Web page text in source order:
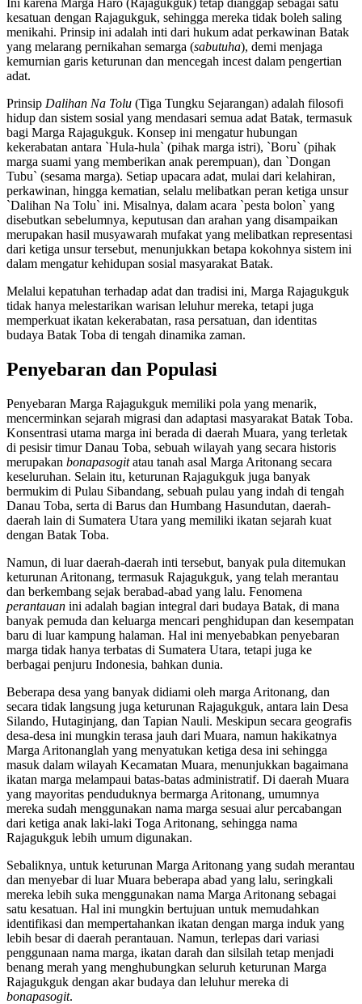
Ini karena Marga Haro (Rajagukguk) tetap dianggap sebagai satu
kesatuan dengan Rajagukguk, sehingga mereka tidak boleh saling
menikahi. Prinsip ini adalah inti dari hukum adat perkawinan Batak
yang melarang pernikahan semarga (sabutuha), demi menjaga
kemurnian garis keturunan dan mencegah incest dalam pengertian
adat.
Prinsip Dalihan Na Tolu (Tiga Tungku Sejarangan) adalah filosofi
hidup dan sistem sosial yang mendasari semua adat Batak, termasuk
bagi Marga Rajagukguk. Konsep ini mengatur hubungan
kekerabatan antara `Hula-hula` (pihak marga istri), `Boru` (pihak
marga suami yang memberikan anak perempuan), dan `Dongan
Tubu` (sesama marga). Setiap upacara adat, mulai dari kelahiran,
perkawinan, hingga kematian, selalu melibatkan peran ketiga unsur
`Dalihan Na Tolu` ini. Misalnya, dalam acara `pesta bolon` yang
disebutkan sebelumnya, keputusan dan arahan yang disampaikan
merupakan hasil musyawarah mufakat yang melibatkan representasi
dari ketiga unsur tersebut, menunjukkan betapa kokohnya sistem ini
dalam mengatur kehidupan sosial masyarakat Batak.
Melalui kepatuhan terhadap adat dan tradisi ini, Marga Rajagukguk
tidak hanya melestarikan warisan leluhur mereka, tetapi juga
memperkuat ikatan kekerabatan, rasa persatuan, dan identitas
budaya Batak Toba di tengah dinamika zaman.
Penyebaran dan Populasi
Penyebaran Marga Rajagukguk memiliki pola yang menarik,
mencerminkan sejarah migrasi dan adaptasi masyarakat Batak Toba.
Konsentrasi utama marga ini berada di daerah Muara, yang terletak
di pesisir timur Danau Toba, sebuah wilayah yang secara historis
merupakan bonapasogitatau tanah asal Marga Aritonang secara
keseluruhan. Selain itu, keturunan Rajagukguk juga banyak
bermukim di Pulau Sibandang, sebuah pulau yang indah di tengah
Danau Toba, serta di Barus dan Humbang Hasundutan, daerah-
daerah lain di Sumatera Utara yang memiliki ikatan sejarah kuat
dengan Batak Toba.
Namun, di luar daerah-daerah inti tersebut, banyak pula ditemukan
keturunan Aritonang, termasuk Rajagukguk, yang telah merantau
dan berkembang sejak berabad-abad yang lalu. Fenomena
perantauan ini adalah bagian integral dari budaya Batak, di mana
banyak pemuda dan keluarga mencari penghidupan dan kesempatan
baru di luar kampung halaman. Hal ini menyebabkan penyebaran
marga tidak hanya terbatas di Sumatera Utara, tetapi juga ke
berbagai penjuru Indonesia, bahkan dunia.
Beberapa desa yang banyak didiami oleh marga Aritonang, dan
secara tidak langsung juga keturunan Rajagukguk, antara lain Desa
Silando, Hutaginjang, dan Tapian Nauli. Meskipun secara geografis
desa-desa ini mungkin terasa jauh dari Muara, namun hakikatnya
Marga Aritonanglah yang menyatukan ketiga desa ini sehingga
masuk dalam wilayah Kecamatan Muara, menunjukkan bagaimana
ikatan marga melampaui batas-batas administratif. Di daerah Muara
yang mayoritas penduduknya bermarga Aritonang, umumnya
mereka sudah menggunakan nama marga sesuai alur percabangan
dari ketiga anak laki-laki Toga Aritonang, sehingga nama
Rajagukguk lebih umum digunakan.
Sebaliknya, untuk keturunan Marga Aritonang yang sudah merantau
dan menyebar di luar Muara beberapa abad yang lalu, seringkali
mereka lebih suka menggunakan nama Marga Aritonang sebagai
satu kesatuan. Hal ini mungkin bertujuan untuk memudahkan
identifikasi dan mempertahankan ikatan dengan marga induk yang
lebih besar di daerah perantauan. Namun, terlepas dari variasi
penggunaan nama marga, ikatan darah dan silsilah tetap menjadi
benang merah yang menghubungkan seluruh keturunan Marga
Rajagukguk dengan akar budaya dan leluhur mereka di
bonapasogit.